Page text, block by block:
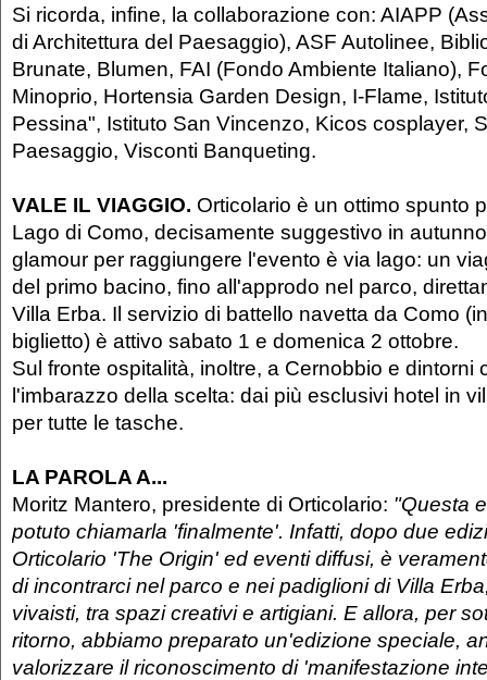
Si ricorda, infine, la collaborazione con: AIAPP
di Architettura del Paesaggio), ASF Autolinee,
Brunate, Blumen, FAI (Fondo Ambiente Italiano),
Minoprio, Hortensia Garden Design, I-Flame,
Pessina", Istituto San Vincenzo, Kicos cosplayer,
Paesaggio, Visconti Banqueting.
VALE IL VIAGGIO. Orticolario è un ottimo spunto
Lago di Como, decisamente suggestivo in
glamour per raggiungere l'evento è via lago: un
del primo bacino, fino all'approdo nel parco,
Villa Erba. Il servizio di battello navetta da Como
biglietto) è attivo sabato 1 e domenica 2 ottobre.
Sul fronte ospitalità, inoltre, a Cernobbio e dintorni
l'imbarazzo della scelta: dai più esclusivi hotel in
per tutte le tasche.
LA PAROLA A...
Moritz Mantero, presidente di Orticolario: "Questa
potuto chiamarla 'finalmente'. Infatti, dopo due
Orticolario 'The Origin' ed eventi diffusi, è
di incontrarci nel parco e nei padiglioni di Villa
vivaisti, tra spazi creativi e artigiani. E allora, per
ritorno, abbiamo preparato un'edizione speciale,
valorizzare il riconoscimento di 'manifestazione